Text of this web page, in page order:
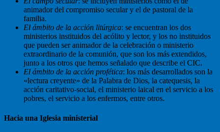
animador del compromiso secular y el de pastoral de la
familia.
El ámbito de la acción litúrgica: se encuentran los dos
ministerios instituidos del acólito y lector, y los no instituidos
que pueden ser animador de la celebración o ministerio
extraordinario de la comunión, que son los más extendidos,
junto a los otros que hemos señalado que describe el CIC.
El ámbito de la acción profética: los más desarrollados son la
«lectura creyente» de la Palabra de Dios, la catequesis, la
acción caritativo-social, el ministerio laical en el servicio a los
pobres, el servicio a los enfermos, entre otros.
Hacia una Iglesia ministerial